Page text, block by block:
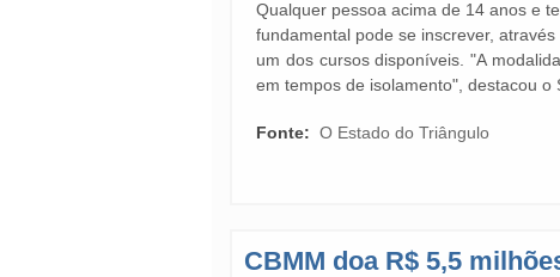
Qualquer pessoa acima de 14 anos e
fundamental pode se inscrever,
um dos cursos disponíveis. "A
em tempos de isolamento", destacou o
Fonte: O Estado do Triângulo
CBMM doa R$ 5,5